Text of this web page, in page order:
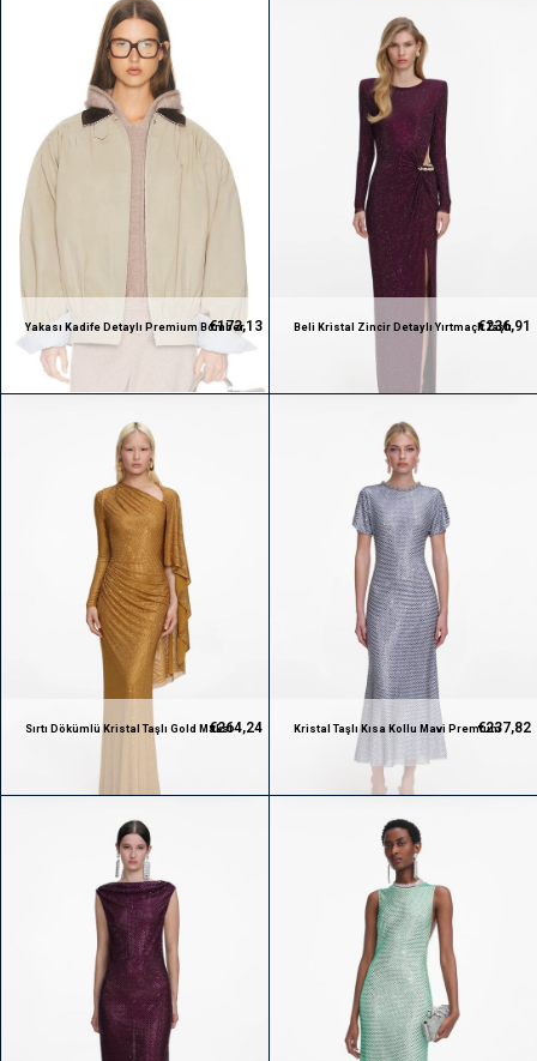
Yakası Kadife Detaylı Premium Bomber
Ceket
€173,13
Beli Kristal Zincir Detaylı Yırtmaçlı Taşlı
€236,91
Sırtı Dökümlü Kristal Taşlı Gold Maksi€264,24
Kristal Taşlı Kısa Kollu Mavi Premium€237,82